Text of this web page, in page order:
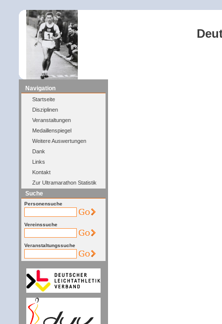
Navigation
Startseite
Disziplinen
Veranstaltungen
Medaillenspiegel
Weitere Auswertungen
Dank
Links
Kontakt
Zur Ultramarathon Statistik
Suche
Personensuche
Vereinssuche
Veranstaltungssuche